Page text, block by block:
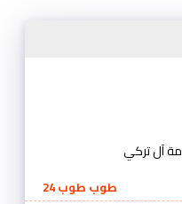
آل تركي
طوب طوب 24